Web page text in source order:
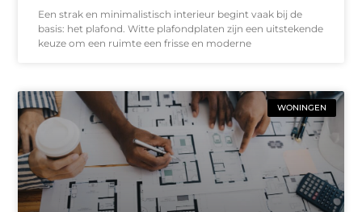
Een strak en minimalistisch interieur begint vaak bij de
basis: het plafond. Witte plafondplaten zijn een uitstekende
keuze om een ruimte een frisse en moderne
WONINGEN